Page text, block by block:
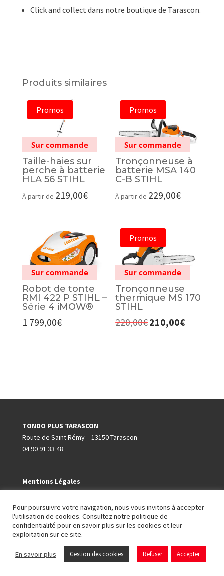
Click and collect dans notre boutique de Tarascon.
Produits similaires
Promos
Sur commande
Taille-haies sur
perche à batterie
HLA 56 STIHL
À partir de 219,00€
Promos
Sur commande
Tronçonneuse à
batterie MSA 140
C-B STIHL
À partir de 229,00€
Sur commande
Robot de tonte
RMI 422 P STIHL –
Série 4 iMOW®
1 799,00€
Promos
Sur commande
Tronçonneuse
thermique MS 170
STIHL
220,00€ Le
210,00€
TONDO PLUS TARASCON
Route de Saint Rémy – 13150 Tarascon
04 90 91 33 48
Mentions Légales
Nous suivre
Pour poursuivre votre navigation, nous vous invitons à accepter
l'utilisation de cookies. Consultez notre politique de
confidentialité pour en savoir plus sur les cookies et leur
exploitation sur ce site.
En savoir plus Gestion des cookies Refuser Accepter